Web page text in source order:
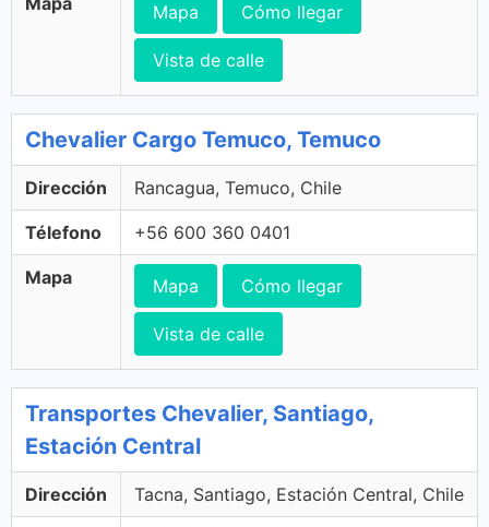
Mapa Cómo llegar
Vista de calle
Chevalier Cargo Temuco, Temuco
Dirección Rancagua, Temuco, Chile
Télefono +56 600 360 0401
Mapa Mapa Cómo llegar
Vista de calle
Transportes Chevalier, Santiago,
Estación Central
Dirección Tacna, Santiago, Estación Central, Chile